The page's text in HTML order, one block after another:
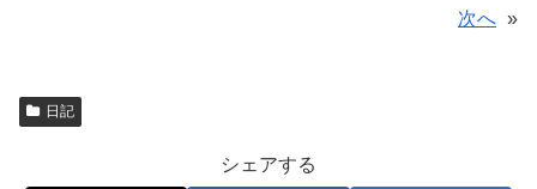
次へ »
日記
シェアする